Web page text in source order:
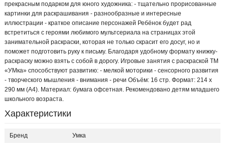
прекрасным подарком для юного художника: - тщательно прорисованные
картинки для раскрашивания - разнообразные и интересные
иллюстрации - краткое описание персонажей Ребёнок будет рад
встретиться с героями любимого мультсериала на страницах этой
занимательной раскраски, которая не только скрасит его досуг, но и
поможет подготовить руку к письму. Благодаря удобному формату книжку-
раскраску можно взять с собой в дорогу. Игровые занятия с раскраской ТМ
«УМка» способствуют развитию: - мелкой моторики - сенсорного развития
- творческого мышления - внимания - речи Объём: 16 стр. Формат: 214 x
290 мм (А4). Материал: бумага офсетная. Рекомендовано детям младшего
школьного возраста.
Характеристики
Бренд Умка